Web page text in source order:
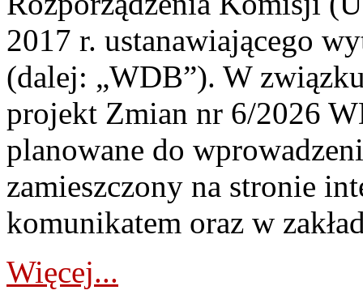
2017 r. ustanawiającego
(dalej: „WDB”). W
projekt Zmian nr 6/2026
planowane do
zamieszczony na stronie
komunikatem oraz w
Więcej...